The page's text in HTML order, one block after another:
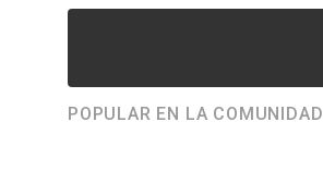
POPULAR EN LA COMUNIDAD